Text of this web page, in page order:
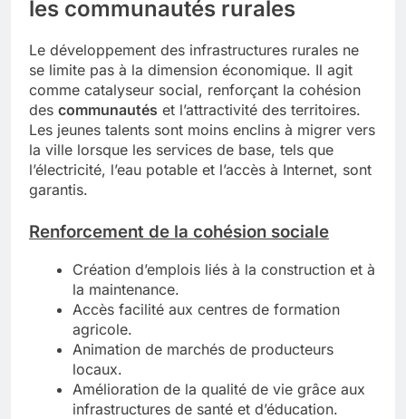
les communautés rurales
Le développement des infrastructures rurales ne
se limite pas à la dimension économique. Il agit
comme catalyseur social, renforçant la cohésion
des communautés et l’attractivité des territoires.
Les jeunes talents sont moins enclins à migrer vers
la ville lorsque les services de base, tels que
l’électricité, l’eau potable et l’accès à Internet, sont
garantis.
Renforcement de la cohésion sociale
Création d’emplois liés à la construction et à
la maintenance.
Accès facilité aux centres de formation
agricole.
Animation de marchés de producteurs
locaux.
Amélioration de la qualité de vie grâce aux
infrastructures de santé et d’éducation.